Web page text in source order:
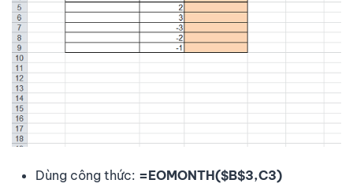
Dùng công thức: =EOMONTH($B$3,C3)